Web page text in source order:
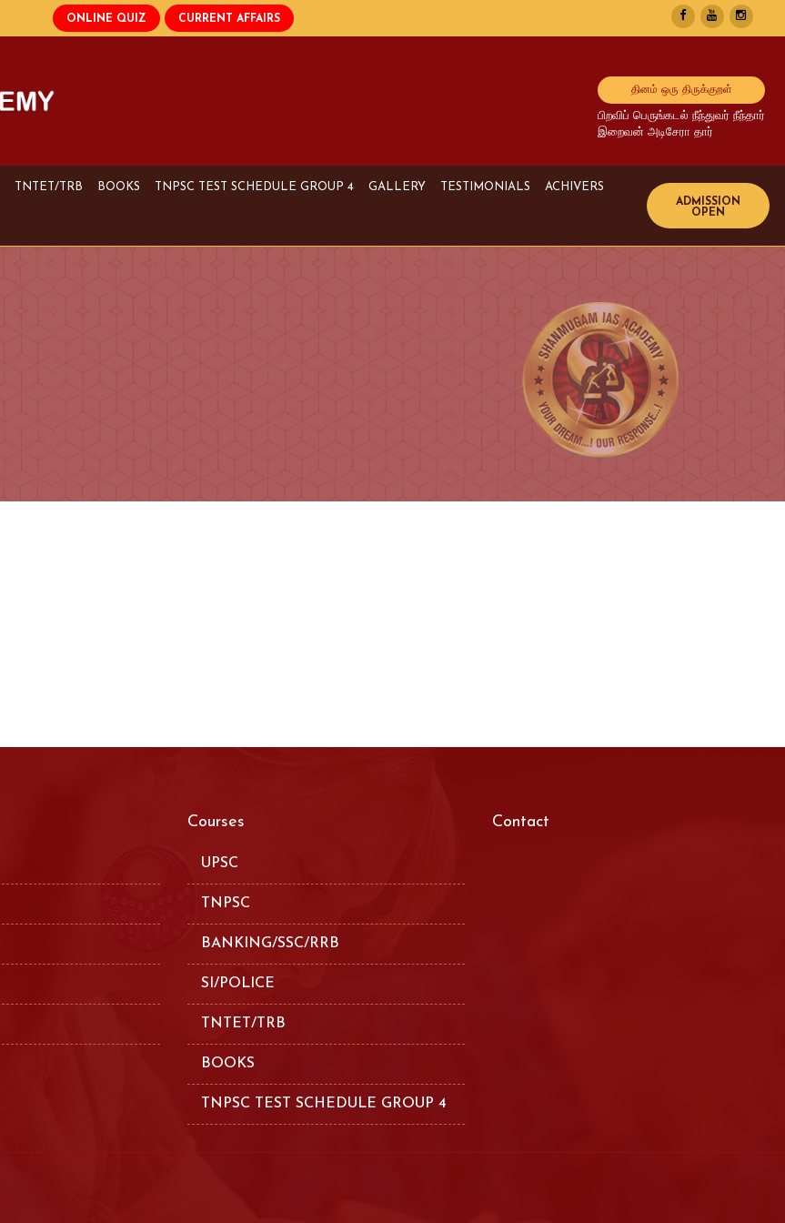
தினம் ஒரு திருக்குறள்
பிறவிப் பெருங்கடல் நீந்துவர் நீந்தார்
இறைவன் அடிசேரா தார்
TNTET/TRB BOOKS TNPSC TEST SCHEDULE GROUP 4 GALLERY TESTIMONIALS ACHIVERS
Bank Achivers
SI Achivers
TET Achivers
Courses
UPSC
TNPSC
BANKING/SSC/RRB
SI/POLICE
TNTET/TRB
BOOKS
TNPSC TEST SCHEDULE GROUP 4
Contact